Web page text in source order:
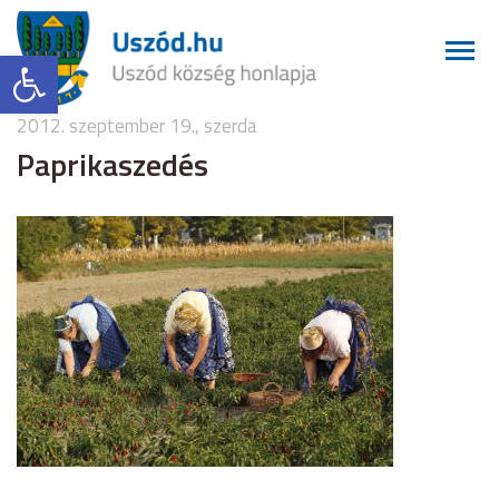
Eszköztár megnyitása
2012. szeptember 19., szerda
Paprikaszedés